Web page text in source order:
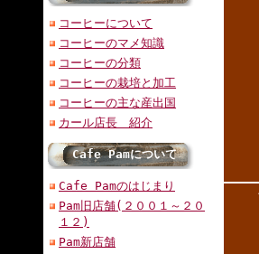
コーヒーについて
コーヒーのマメ知識
コーヒーの分類
コーヒーの栽培と加工
コーヒーの主な産出国
カール店長 紹介
Cafe Pamについて
Cafe Pamのはじまり
Pam旧店舗(２００１～２０
１２)
Pam新店舗